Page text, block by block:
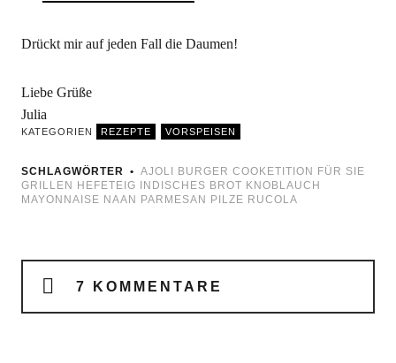
Drückt mir auf jeden Fall die Daumen!
Liebe Grüße
Julia
KATEGORIEN REZEPTE VORSPEISEN
SCHLAGWÖRTER AJOLI BURGER COOKETITION
FÜR SIE
GRILLEN
HEFETEIG INDISCHES BROT KNOBLAUCH
MAYONNAISE NAAN PARMESAN PILZE RUCOLA
7 KOMMENTARE